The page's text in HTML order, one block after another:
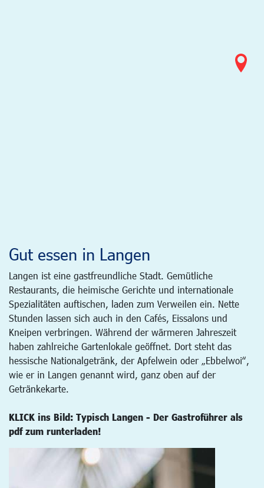
Gut essen in Langen
Langen ist eine gastfreundliche Stadt. Gemütliche
Restaurants, die heimische Gerichte und internationale
Spezialitäten auftischen, laden zum Verweilen ein. Nette
Stunden lassen sich auch in den Cafés, Eissalons und
Kneipen verbringen. Während der wärmeren Jahreszeit
haben zahlreiche Gartenlokale geöffnet. Dort steht das
hessische Nationalgetränk, der Apfelwein oder „Ebbelwoi“,
wie er in Langen genannt wird, ganz oben auf der
Getränkekarte.
KLICK ins Bild: Typisch Langen - Der Gastroführer als
pdf zum runterladen!